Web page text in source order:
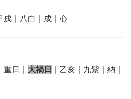
戌｜八白｜成｜心
｜重日｜ 大禍日
｜乙亥｜九紫｜納｜